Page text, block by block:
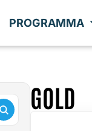
PROGRAMMA
GOLD